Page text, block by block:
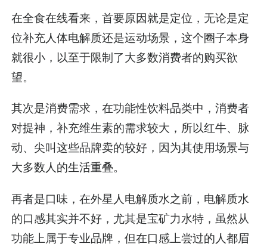
在全食在线看来，首要原因就是定位，无论是定
位补充人体电解质还是运动场景，这个圈子本身
就很小，以至于限制了大多数消费者的购买欲
望。
其次是消费需求，在功能性饮料品类中，消费者
对提神，补充维生素的需求较大，所以红牛、脉
动、尖叫这些品牌卖的较好，因为其使用场景与
大多数人的生活重叠。
再者是口味，在外星人电解质水之前，电解质水
的口感其实并不好，尤其是宝矿力水特，虽然从
功能上属于专业品牌，但在口感上尝过的人都眉